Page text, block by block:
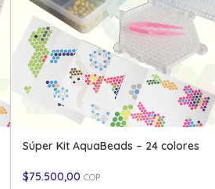
Súper Kit AquaBeads – 24 colores
$75.500,00 COP